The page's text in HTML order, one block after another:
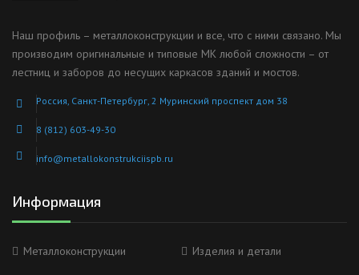
Наш профиль – металлоконструкции и все, что с ними связано. Мы
производим оригинальные и типовые МК любой сложности – от
лестниц и заборов до несущих каркасов зданий и мостов.
Россия, Санкт-Петербург, 2 Муринский проспект дом 38
8 (812) 603-49-30
info@metallokonstrukciispb.ru
Информация
Металлоконструкции Изделия и детали